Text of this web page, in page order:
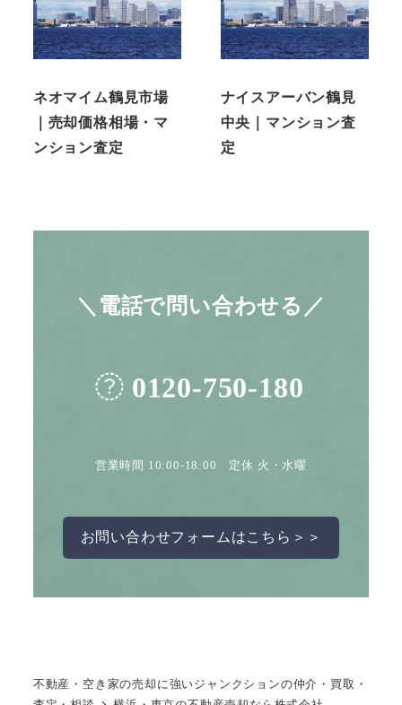
ネオマイム鶴見市場
｜売却価格相場・マ
ンション査定
ナイスアーバン鶴見
中央｜マンション査
定
＼電話で問い合わせる／
0120-750-180
営業時間 10:00-18:00 定休 火・水曜
お問い合わせフォームはこちら＞＞
不動産・空き家の売却に強いジャンクションの仲介・買取・